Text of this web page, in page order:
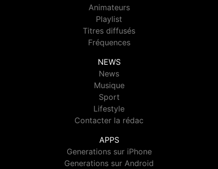
Animateurs
Playlist
Titres diffusés
Fréquences
NEWS
News
Musique
Sport
Lifestyle
Contacter la rédac
APPS
Generations sur iPhone
Generations sur Android